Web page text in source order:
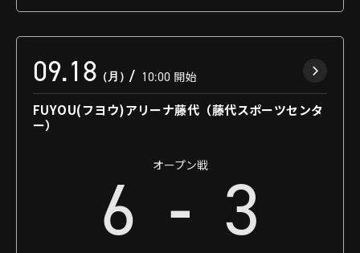
09.18 （月） 10:00 開始
FUYOU(フヨウ)アリーナ藤代（藤代スポーツセンタ
ー）
オープン戦
6 - 3